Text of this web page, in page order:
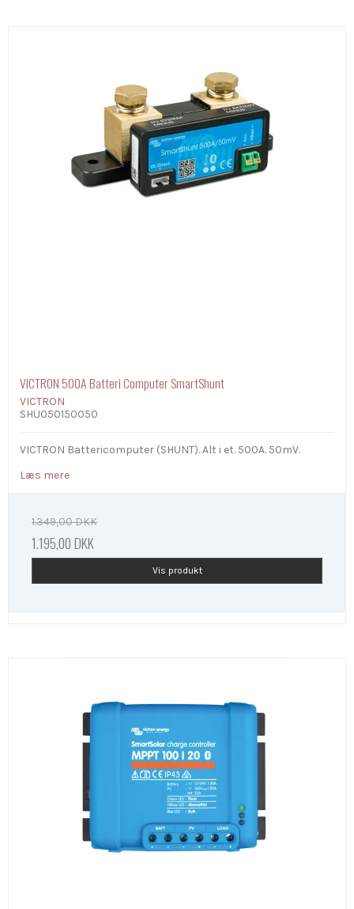
VICTRON 500A Batteri Computer SmartShunt
VICTRON
SHU050150050
VICTRON Battericomputer (SHUNT). Alt i et. 500A. 50mV.
Læs mere
1.349,00 DKK
1.195,00 DKK
Vis produkt